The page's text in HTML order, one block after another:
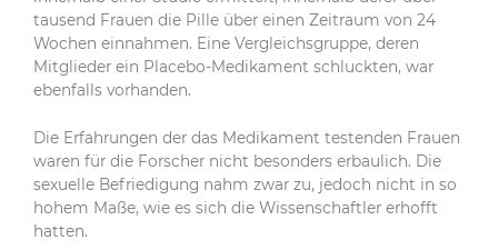
tausend Frauen die Pille über einen Zeitraum von 24
Wochen einnahmen. Eine Vergleichsgruppe, deren
Mitglieder ein Placebo-Medikament schluckten, war
ebenfalls vorhanden.
Die Erfahrungen der das Medikament testenden Frauen
waren für die Forscher nicht besonders erbaulich. Die
sexuelle Befriedigung nahm zwar zu, jedoch nicht in so
hohem Maße, wie es sich die Wissenschaftler erhofft
hatten.